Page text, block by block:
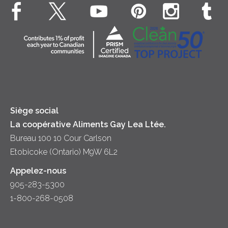
Soupes
Fromage cottage
Crème sure
Bien-être des animaux
Principes coopératifs
Contactez-nous
Location
Siège social
La coopérative Aliments Gay Lea Ltée.
Bureau 100 10 Cour Carlson
Etobicoke (Ontario) M9W 6L2
Appelez-nous
905-283-5300
1-800-268-0508